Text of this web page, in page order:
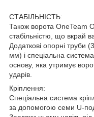
СТАБІЛЬНІСТЬ:
Також ворота OneTeam
стабільністю, що вкрай
Додаткові опорні труби
мм) і спеціальна
основу, яка утримує
ударів.
Кріплення:
Спеціальна система
за допомогою семи U-